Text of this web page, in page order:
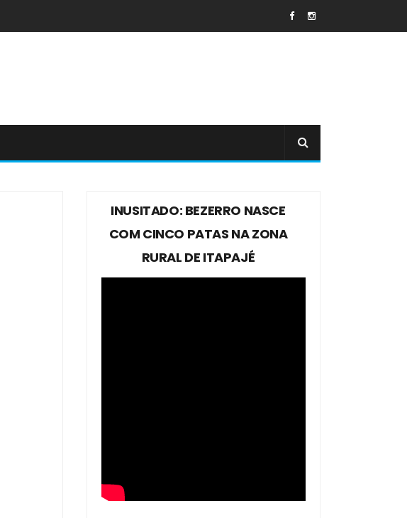
INUSITADO: BEZERRO NASCE
COM CINCO PATAS NA ZONA
RURAL DE ITAPAJÉ